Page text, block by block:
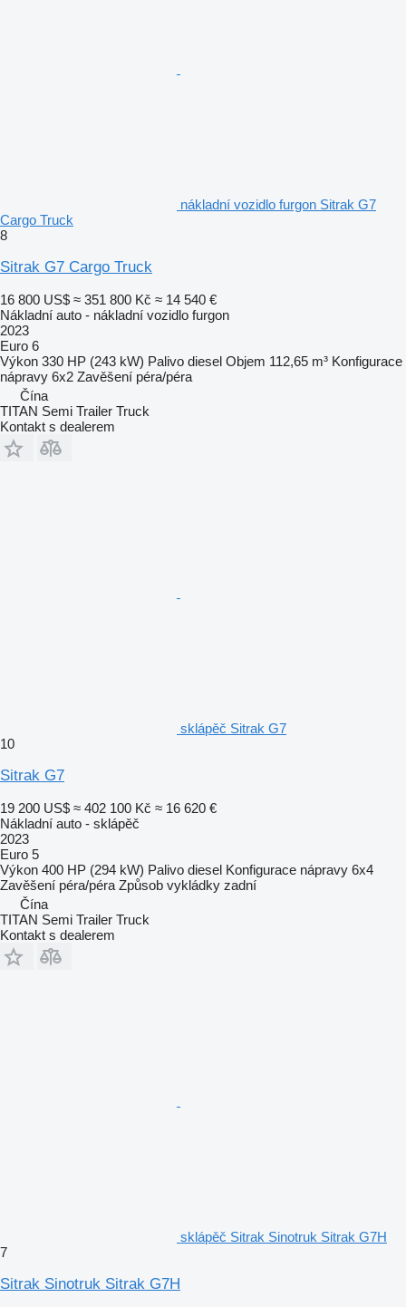
nákladní vozidlo furgon Sitrak G7
Cargo Truck
8
Sitrak G7 Cargo Truck
16 800 US$ ≈ 351 800 Kč ≈ 14 540 €
Nákladní auto - nákladní vozidlo furgon
2023
Euro 6
Výkon 330 HP (243 kW) Palivo diesel Objem 112,65 m³ Konfigurace
nápravy 6x2 Zavěšení péra/péra
Čína
TITAN Semi Trailer Truck
Kontakt s dealerem
sklápěč Sitrak G7
10
Sitrak G7
19 200 US$ ≈ 402 100 Kč ≈ 16 620 €
Nákladní auto - sklápěč
2023
Euro 5
Výkon 400 HP (294 kW) Palivo diesel Konfigurace nápravy 6x4
Zavěšení péra/péra Způsob vykládky zadní
Čína
TITAN Semi Trailer Truck
Kontakt s dealerem
sklápěč Sitrak Sinotruk Sitrak G7H
7
Sitrak Sinotruk Sitrak G7H